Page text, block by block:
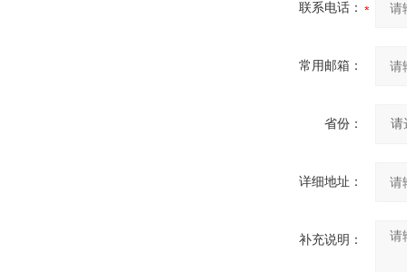
联系电话：
常用邮箱：
省份：
详细地址：
补充说明：